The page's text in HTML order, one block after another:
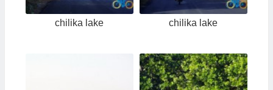
chilika lake chilika lake